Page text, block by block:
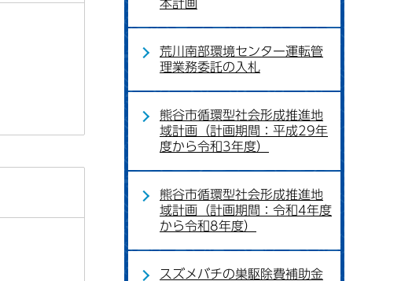
本計画
荒川南部環境センター運転管
理業務委託の入札
熊谷市循環型社会形成推進地
域計画（計画期間：平成29年
度から令和3年度）
熊谷市循環型社会形成推進地
域計画（計画期間：令和4年度
から令和8年度）
スズメバチの巣駆除費補助金